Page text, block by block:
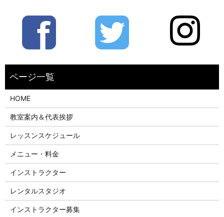
HOME
教室案内＆代表挨拶
レッスンスケジュール
メニュー・料金
インストラクター
レンタルスタジオ
インストラクター募集